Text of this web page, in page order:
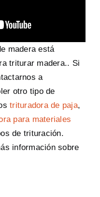
madera está
triturar madera.. Si
a
otro tipo de
trituradora de paja,
para materiales
de trituración.
información sobre